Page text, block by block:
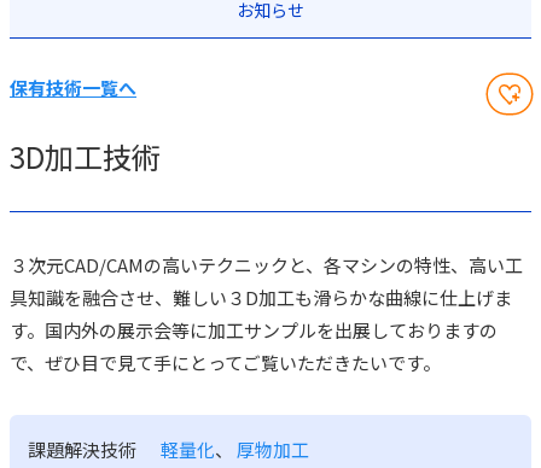
お知らせ
保有技術一覧へ
3D加工技術
３次元CAD/CAMの高いテクニックと、各マシンの特性、高い工
具知識を融合させ、難しい３D加工も滑らかな曲線に仕上げま
す。国内外の展示会等に加工サンプルを出展しておりますの
で、ぜひ目で見て手にとってご覧いただきたいです。
課題解決技術 軽量化、 厚物加工